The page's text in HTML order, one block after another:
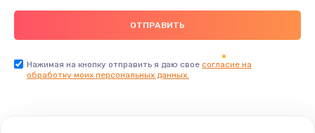
Нажимая на кнопку отправить я даю свое согласие на
обработку моих персональных данных.